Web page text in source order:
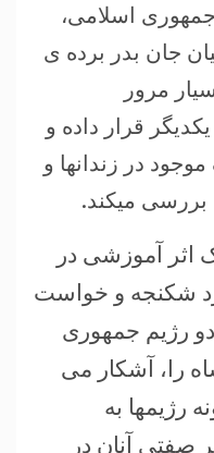
اسلامی،
جان بدر برده ی
مرور
قرار داده و
در زندانها و
میکند.
اثر آموزشی در
شکنجه و خواست
رژیم جمهوری
را، آشکار می
رژیمها به
صفتی آنان در